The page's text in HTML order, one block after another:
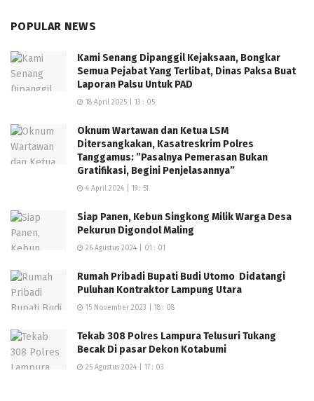
POPULAR NEWS
Kami Senang Dipanggil Kejaksaan, Bongkar
Semua Pejabat Yang Terlibat, Dinas Paksa Buat
Laporan Palsu Untuk PAD
18 April 2025 | 13 : 05
Oknum Wartawan dan Ketua LSM
Ditersangkakan, Kasatreskrim Polres
Tanggamus: ”Pasalnya Pemerasan Bukan
Gratifikasi, Begini Penjelasannya”
4 April 2024 | 19 : 51
Siap Panen, Kebun Singkong Milik Warga Desa
Pekurun Digondol Maling
26 Agustus 2024 | 01 : 01
Rumah Pribadi Bupati Budi Utomo Didatangi
Puluhan Kontraktor Lampung Utara
15 November 2023 | 18 : 08
Tekab 308 Polres Lampura Telusuri Tukang
Becak Di pasar Dekon Kotabumi
25 Agustus 2024 | 17 : 03